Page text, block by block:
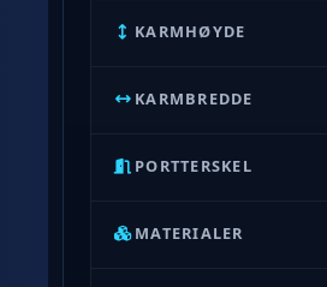
KARMHØYDE
KARMBREDDE
PORTTERSKEL
MATERIALER